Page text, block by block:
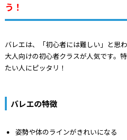
う！
バレエは、「初心者には難しい」と思
大人向けの初心者クラスが人気です。
たい人にピッタリ！
バレエの特徴
姿勢や体のラインがきれいになる